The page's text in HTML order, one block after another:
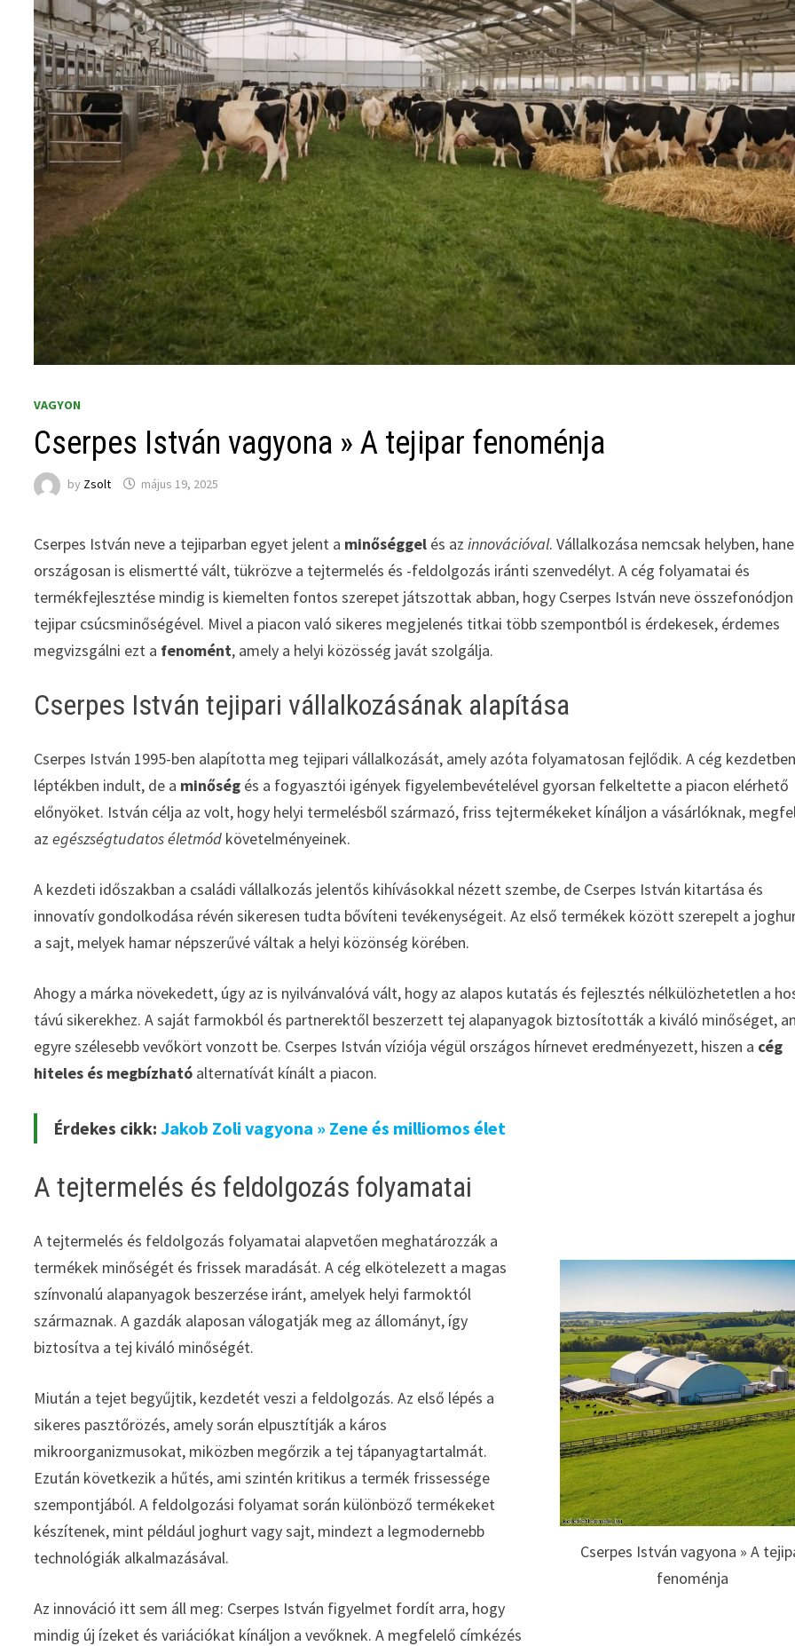
VAGYON
Cserpes István vagyona » A tejipar fenoménja
by Zsolt május 19, 2025
Cserpes István neve a tejiparban egyet jelent a minőséggel és azinnovációval. Vállalkozása nemcsak helyben,
országosan is elismertté vált, tükrözve a tejtermelés és -feldolgozás iránti szenvedélyt. A cég folyamatai és
termékfejlesztése mindig is kiemelten fontos szerepet játszottak abban, hogy Cserpes István neve
tejipar csúcsminőségével. Mivel a piacon való sikeres megjelenés titkai több szempontból is érdekesek, érdemes
megvizsgálni ezt a fenomént, amely a helyi közösség javát szolgálja.
Cserpes István tejipari vállalkozásának alapítása
Cserpes István 1995-ben alapította meg tejipari vállalkozását, amely azóta folyamatosan fejlődik. A cég
léptékben indult, de a minőség és a fogyasztói igények figyelembevételével gyorsan felkeltette a piacon elérhető
előnyöket. István célja az volt, hogy helyi termelésből származó, friss tejtermékeket kínáljon a vásárlóknak,
azegészségtudatos életmód követelményeinek.
A kezdeti időszakban a családi vállalkozás jelentős kihívásokkal nézett szembe, de Cserpes István kitartása és
innovatív gondolkodása révén sikeresen tudta bővíteni tevékenységeit. Az első termékek között szerepelt a
a sajt, melyek hamar népszerűvé váltak a helyi közönség körében.
Ahogy a márka növekedett, úgy az is nyilvánvalóvá vált, hogy az alapos kutatás és fejlesztés nélkülözhetetlen a
távú sikerekhez. A saját farmokból és partnerektől beszerzett tej alapanyagok biztosították a kiváló minőséget,
egyre szélesebb vevőkört vonzott be. Cserpes István víziója végül országos hírnevet eredményezett, hiszen a cég
hiteles és megbízható alternatívát kínált a piacon.
Érdekes cikk:Jakob Zoli vagyona » Zene és milliomos élet
A tejtermelés és feldolgozás folyamatai
Cserpes István vagyona » A
fenoménja
A tejtermelés és feldolgozás folyamatai alapvetően meghatározzák a
termékek minőségét és frissek maradását. A cég elkötelezett a magas
színvonalú alapanyagok beszerzése iránt, amelyek helyi farmoktól
származnak. A gazdák alaposan válogatják meg az állományt, így
biztosítva a tej kiváló minőségét.
Miután a tejet begyűjtik, kezdetét veszi a feldolgozás. Az első lépés a
sikeres pasztőrözés, amely során elpusztítják a káros
mikroorganizmusokat, miközben megőrzik a tej tápanyagtartalmát.
Ezután következik a hűtés, ami szintén kritikus a termék frissessége
szempontjából. A feldolgozási folyamat során különböző termékeket
készítenek, mint például joghurt vagy sajt, mindezt a legmodernebb
technológiák alkalmazásával.
Az innováció itt sem áll meg: Cserpes István figyelmet fordít arra, hogy
mindig új ízeket és variációkat kínáljon a vevőknek. A megfelelő címkézés